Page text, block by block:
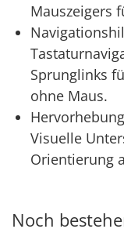
Mauszeigers
Sprunglinks
ohne Maus.
Visuelle
Orientierung
Noch